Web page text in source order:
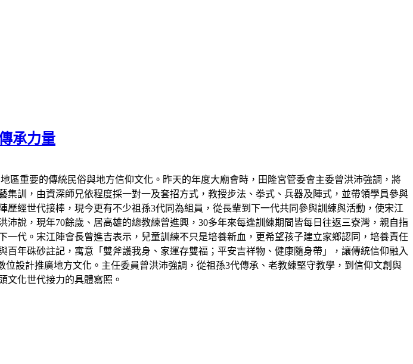
承力量
區重要的傳統民俗與地方信仰文化。昨天的年度大廟會時，田隆宮管委會主委曾洪沛強調，將
訓，由資深師兄依程度採一對一及套招方式，教授步法、拳式、兵器及陣式，並帶領學員參與
經世代接棒，現今更有不少祖孫3代同為組員，從長輩到下一代共同參與訓練與活動，使宋江
說，現年70餘歲、居高雄的總教練曾進興，30多年來每逢訓練期間皆每日往返三寮灣，親自指
代。宋江陣會長曾進吉表示，兒童訓練不只是培養新血，更希望孩子建立家鄉認同，培養責任
年硃砂註記，寓意「雙斧護我身、家運存雙福；平安吉祥物、健康隨身帶」，讓傳統信仰融入
設計推廣地方文化。主任委員曾洪沛強調，從祖孫3代傳承、老教練堅守教學，到信仰文創與
文化世代接力的具體寫照。